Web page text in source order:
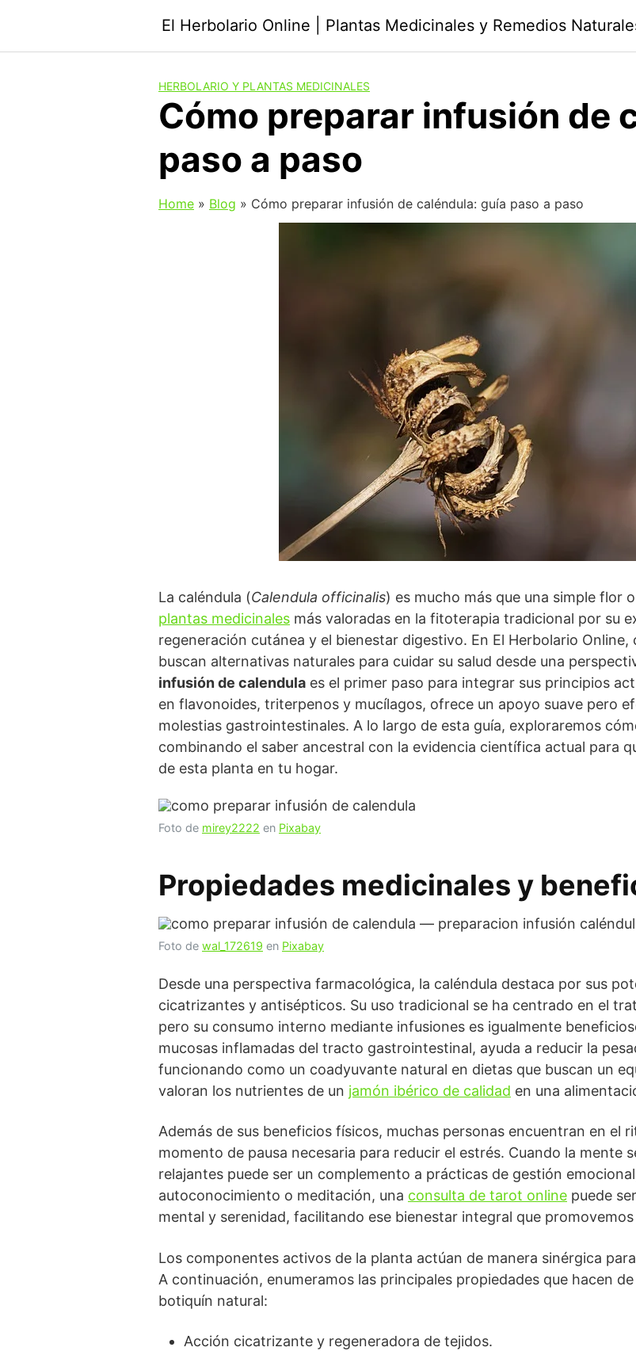
El Herbolario Online | Plantas Medicinales y Remedios
HERBOLARIO Y PLANTAS MEDICINALES
Cómo preparar infusión de
paso a paso
Home » Blog » Cómo preparar infusión de caléndula: guía paso a paso
La caléndula (Calendula officinalis) es mucho más que una simple flor
plantas medicinales más valoradas en la fitoterapia tradicional por su
regeneración cutánea y el bienestar digestivo. En El Herbolario
buscan alternativas naturales para cuidar su salud desde una
infusión de calendula es el primer paso para integrar sus principios
en flavonoides, triterpenos y mucílagos, ofrece un apoyo suave pero
molestias gastrointestinales. A lo largo de esta guía, exploraremos
combinando el saber ancestral con la evidencia científica actual para
de esta planta en tu hogar.
Foto de mirey2222 en Pixabay
Propiedades medicinales y
Foto de wal_172619 en Pixabay
Desde una perspectiva farmacológica, la caléndula destaca por sus
cicatrizantes y antisépticos. Su uso tradicional se ha centrado en el
pero su consumo interno mediante infusiones es igualmente
mucosas inflamadas del tracto gastrointestinal, ayuda a reducir la
funcionando como un coadyuvante natural en dietas que buscan un
valoran los nutrientes de un jamón ibérico de calidad en una
Además de sus beneficios físicos, muchas personas encuentran en el
momento de pausa necesaria para reducir el estrés. Cuando la mente
relajantes puede ser un complemento a prácticas de gestión
autoconocimiento o meditación, una consulta de tarot online puede
mental y serenidad, facilitando ese bienestar integral que
Los componentes activos de la planta actúan de manera sinérgica
A continuación, enumeramos las principales propiedades que hacen
botiquín natural:
Acción cicatrizante y regeneradora de tejidos.